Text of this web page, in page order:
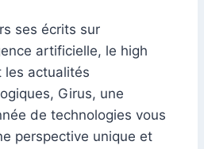
ses écrits sur
artificielle, le high
les actualités
Girus, une
de technologies vous
perspective unique et